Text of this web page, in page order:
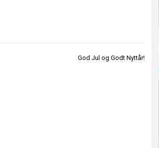
God Jul og Godt Nyttår!